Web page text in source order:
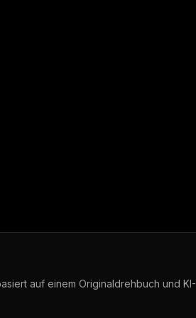
auf einem Originaldrehbuch und KI-